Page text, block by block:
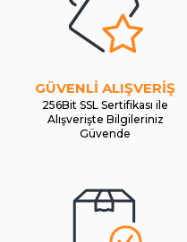
GÜVENLİ ALIŞVERİŞ
256Bit SSL Sertifikası ile
Alışverişte Bilgileriniz
Güvende